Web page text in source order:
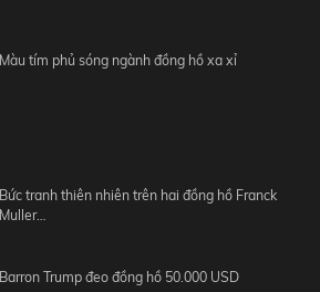
Màu tím phủ sóng ngành đồng hồ xa xỉ
Bức tranh thiên nhiên trên hai đồng hồ Franck
Muller…
Barron Trump đeo đồng hồ 50.000 USD